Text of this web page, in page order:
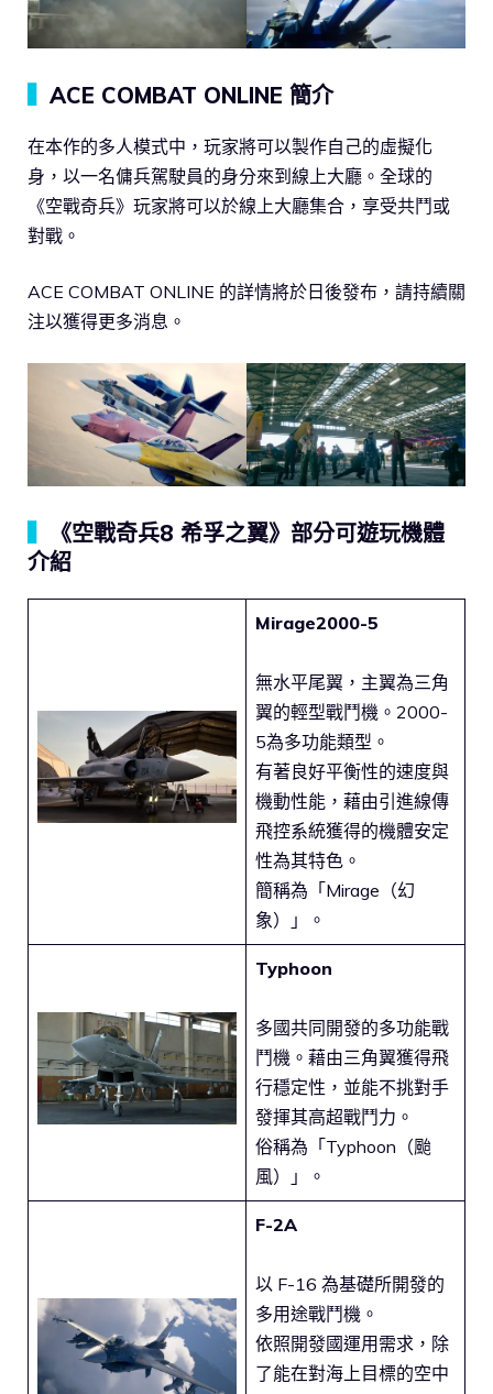
ACE COMBAT ONLINE 簡介
在本作的多人模式中，玩家將可以製作自己的虛擬化
身，以一名傭兵駕駛員的身分來到線上大廳。全球的
《空戰奇兵》玩家將可以於線上大廳集合，享受共鬥或
對戰。
ACE COMBAT ONLINE 的詳情將於日後發布，請持續關
注以獲得更多消息。
《空戰奇兵8 希孚之翼》部分可遊玩機體
介紹
Mirage2000-5
無水平尾翼，主翼為三角
翼的輕型戰鬥機。2000-
5為多功能類型。
有著良好平衡性的速度與
機動性能，藉由引進線傳
飛控系統獲得的機體安定
性為其特色。
簡稱為「Mirage（幻
象）」。
Typhoon
多國共同開發的多功能戰
鬥機。藉由三角翼獲得飛
行穩定性，並能不挑對手
發揮其高超戰鬥力。
俗稱為「Typhoon（颱
風）」。
F-2A
以 F-16 為基礎所開發的
多用途戰鬥機。
依照開發國運用需求，除
了能在對海上目標的空中